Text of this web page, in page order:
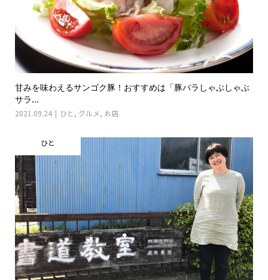
甘みを味わえるサンゴク豚！おすすめは「豚バラしゃぶしゃぶ
サラ...
2021.09.24 ひと , グルメ, お店
ひと